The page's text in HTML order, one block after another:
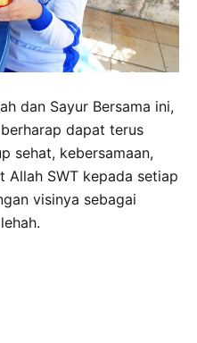
dan Sayur Bersama ini,
dapat terus
sehat, kebersamaan,
Allah SWT kepada setiap
visinya sebagai